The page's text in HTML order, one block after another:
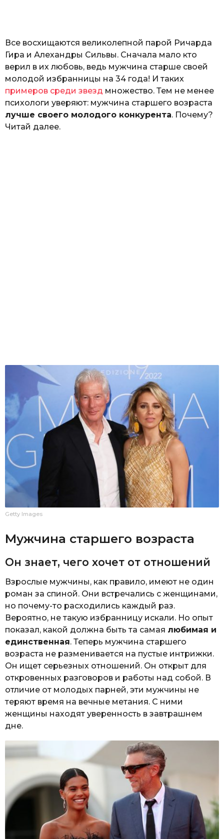
р
к
л
ю
к
Все восхищаются великолепной парой Ричарда
Гира и Алехандры Сильвы. Сначала мало кто
верил в их любовь, ведь мужчина старше своей
молодой избранницы на 34 года! И таких
примеров среди звезд множество. Тем не менее
психологи уверяют: мужчина старшего возраста
лучше своего молодого конкурента. Почему?
Читай далее.
Getty Images
Мужчина старшего возраста
Он знает, чего хочет от отношений
Взрослые мужчины, как правило, имеют не один
роман за спиной. Они встречались с женщинами,
но почему-то расходились каждый раз.
Вероятно, не такую избранницу искали. Но опыт
показал, какой должна быть та самая любимая и
единственная. Теперь мужчина старшего
возраста не разменивается на пустые интрижки.
Он ищет серьезных отношений. Он открыт для
откровенных разговоров и работы над собой. В
отличие от молодых парней, эти мужчины не
теряют время на вечные метания. С ними
женщины находят уверенность в завтрашнем
дне.